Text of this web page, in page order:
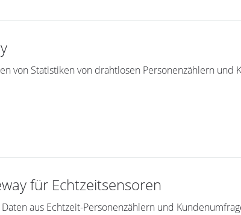
von Statistiken von drahtlosen Personenzählern und
für Echtzeitsensoren
aus Echtzeit-Personenzählern und